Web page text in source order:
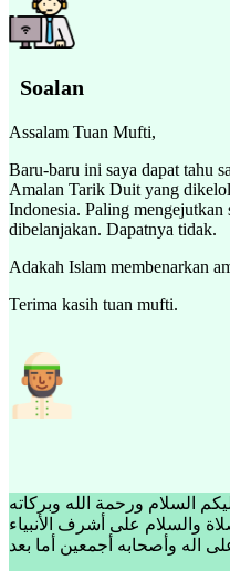
Soalan
Assalam Tuan Mufti,
Baru-baru ini saya dapat tahu
Amalan Tarik Duit yang
Indonesia. Paling
dibelanjakan. Dapatnya tidak.
Adakah Islam membenarkan
Terima kasih tuan mufti.
السلام ورحمة الله وبركاته
والسلام على أشرف الأنبياء
اله وأصحابه أجمعين أما بعد